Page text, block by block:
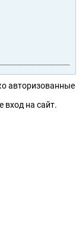
авторизованные
вход на сайт.